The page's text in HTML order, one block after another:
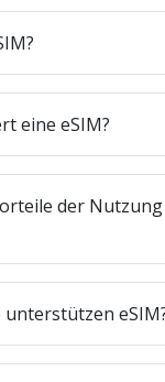
eine eSIM?
der
unterstützen